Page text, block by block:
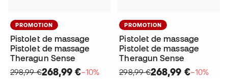
PROMOTION
Pistolet de massage
Pistolet de massage
Theragun Sense
298,99 €268,99 €−10%
PROMOTION
Pistolet de massage
Pistolet de massage
Theragun Sense
298,99 €268,99 €−10%